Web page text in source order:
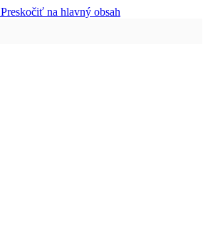
Preskočiť na hlavný obsah